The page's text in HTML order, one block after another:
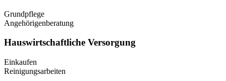
Grundpflege
Angehörigenberatung
Hauswirtschaftliche Versorgung
Einkaufen
Reinigungsarbeiten